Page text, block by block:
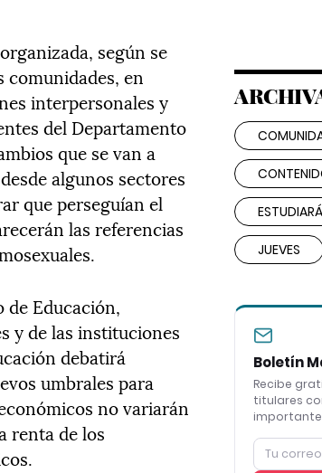
según se
comunidades, en
interpersonales y
del Departamento
que se van a
algunos sectores
que perseguían el
las referencias
de Educación,
y de las instituciones
debatirá
umbrales para
no variarán
renta de los
JUEVES
Boletín
Recibe
titulares